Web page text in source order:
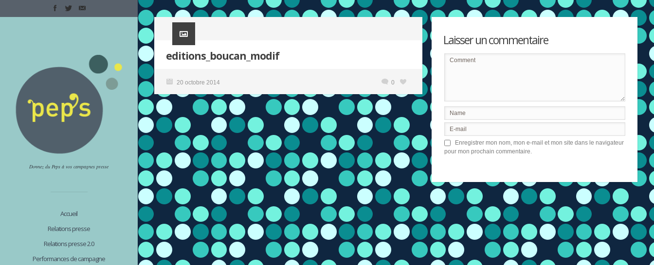
Donnez du Peps à vos campagnes presse
Accueil
Relations presse
Relations presse 2.0
Performances de campagne
editions_boucan_modif
20 octobre 2014 0
Laisser un commentaire
Enregistrer mon nom, mon e-mail et mon site dans le navigateur
pour mon prochain commentaire.